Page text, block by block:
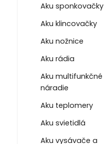
Aku sponkovačky
Aku klincovačky
Aku nožnice
Aku rádia
Aku multifunkčné
náradie
Aku teplomery
Aku svietidlá
Aku vysávače a